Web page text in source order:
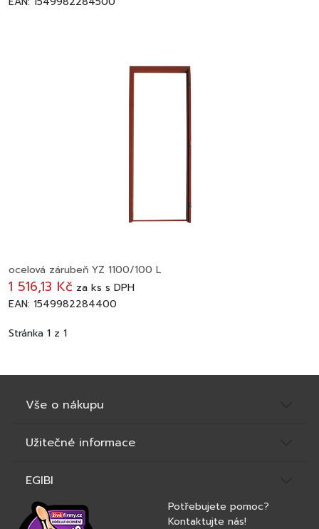
ocelová zárubeň YZ 1100/100 L
1 516,13 Kč za ks s DPH
EAN: 1549982284400
Stránka 1 z 1
Vše o nákupu
Užitečné informace
EGIBI
Potřebujete pomoc?
Kontaktujte nás!